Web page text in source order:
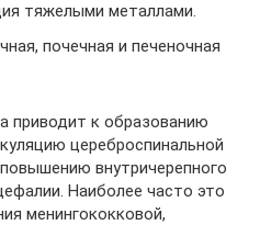
тяжелыми металлами.
почечная и печеночная
приводит к образованию
цереброспинальной
внутричерепного
Наиболее часто это
менингококковой,